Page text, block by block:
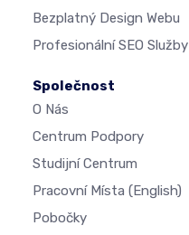
Bezplatný Design Webu
Profesionální SEO Služby
Společnost
O Nás
Centrum Podpory
Studijní Centrum
Pracovní Místa (English)
Pobočky